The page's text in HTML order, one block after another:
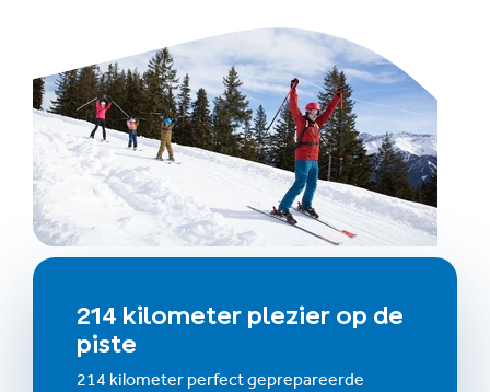
214 kilometer plezier op de
piste
214 kilometer perfect geprepareerde